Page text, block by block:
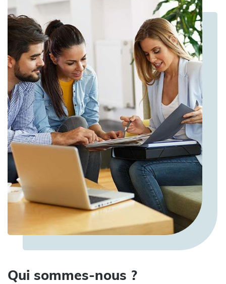
Qui sommes-nous ?